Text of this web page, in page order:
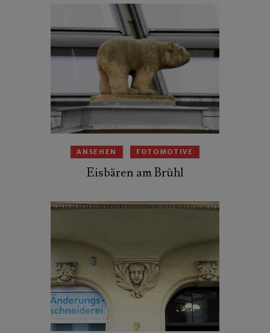
ANSEHEN FOTOMOTIVE
Eisbären am Brühl